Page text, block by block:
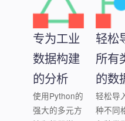
间的
工作
流程
相结
合，
实现
利润
最大
态模
拟，
针对
瞬态
条件
进行
有效
设
专为工业
数据构建
的分析
使用Python的
强大的多元方
轻松
所有
的数
轻松导
种不同